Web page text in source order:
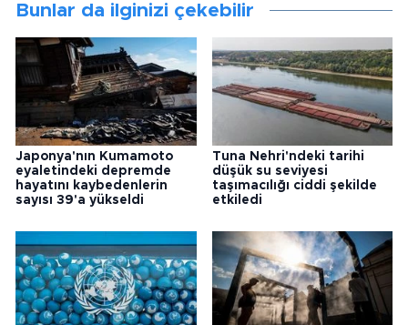
Bunlar da ilginizi çekebilir
Japonya'nın Kumamoto
eyaletindeki depremde
hayatını kaybedenlerin
sayısı 39'a yükseldi
Tuna Nehri'ndeki tarihi
düşük su seviyesi
taşımacılığı ciddi şekilde
etkiledi